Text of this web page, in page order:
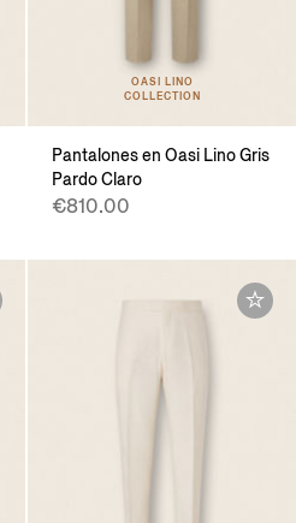
OASI LINO
COLLECTION
Pantalones en Oasi Lino Gris
Pardo Claro
€810.00